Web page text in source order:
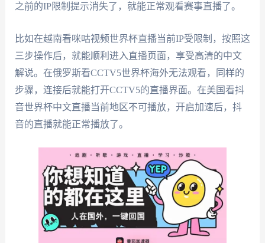
之前的IP限制提示消失了，就能正常观看赛事直播了。
比如在越南看咪咕视频世界杯直播当前IP受限制，按照这
三步操作后，就能顺利进入直播页面，享受高清的中文
解说。在俄罗斯看CCTV5世界杯海外无法观看，同样的
步骤，连接后就能打开CCTV5的直播界面。在美国看抖
音世界杯中文直播当前地区不可播放，开启加速后，抖
音的直播就能正常播放了。